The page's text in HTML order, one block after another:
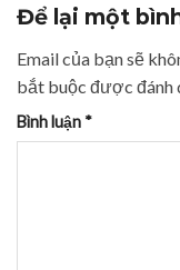
Để lại một
Email của bạn sẽ
bắt buộc được đánh
Bình luận *